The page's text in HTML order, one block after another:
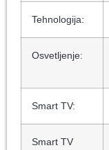
Tehnologija:
Osvetljenje:
Smart TV:
Smart TV